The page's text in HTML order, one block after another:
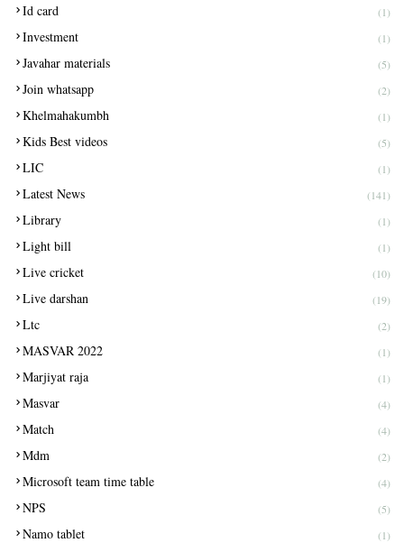
Id card (1)
Investment (1)
Javahar materials (5)
Join whatsapp (2)
Khelmahakumbh (1)
Kids Best videos (5)
LIC (1)
Latest News (141)
Library (1)
Light bill (1)
Live cricket (10)
Live darshan (19)
Ltc (2)
MASVAR 2022 (1)
Marjiyat raja (1)
Masvar (4)
Match (4)
Mdm (2)
Microsoft team time table (4)
NPS (5)
Namo tablet (1)